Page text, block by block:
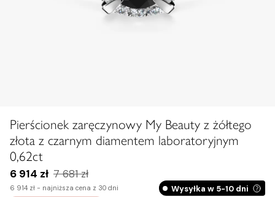
Zobacz na dłoni
Pierścionek zaręczynowy My Beauty z żółtego
złota z czarnym diamentem laboratoryjnym
0,62ct
6 914 zł 7 681 zł
6 914 zł - najniższa cena z 30 dni Wysyłka w 5-10 dni